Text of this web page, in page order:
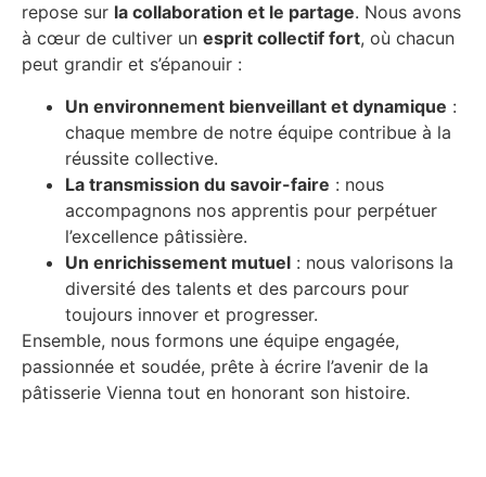
repose sur la collaboration et le partage. Nous avons
à cœur de cultiver un esprit collectif fort, où chacun
peut grandir et s’épanouir :
Un environnement bienveillant et dynamique :
chaque membre de notre équipe contribue à la
réussite collective.
La transmission du savoir-faire : nous
accompagnons nos apprentis pour perpétuer
l’excellence pâtissière.
Un enrichissement mutuel : nous valorisons la
diversité des talents et des parcours pour
toujours innover et progresser.
Ensemble, nous formons une équipe engagée,
passionnée et soudée, prête à écrire l’avenir de la
pâtisserie Vienna tout en honorant son histoire.